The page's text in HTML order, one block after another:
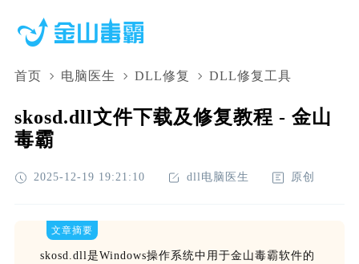
首页 电脑医生 DLL修复 DLL修复工具
skosd.dll文件下载及修复教程 - 金山
毒霸
2025-12-19 19:21:10 dll电脑医生 原创
文章摘要
skosd.dll是Windows操作系统中用于金山毒霸软件的